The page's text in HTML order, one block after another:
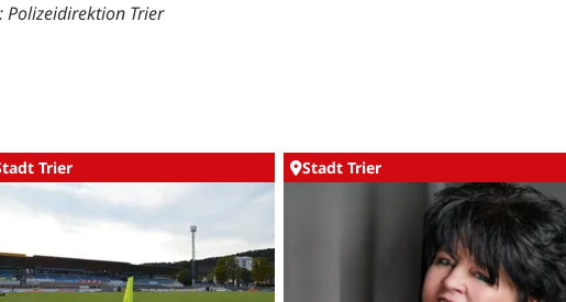
Polizeidirektion Trier
Trier Stadt Trier